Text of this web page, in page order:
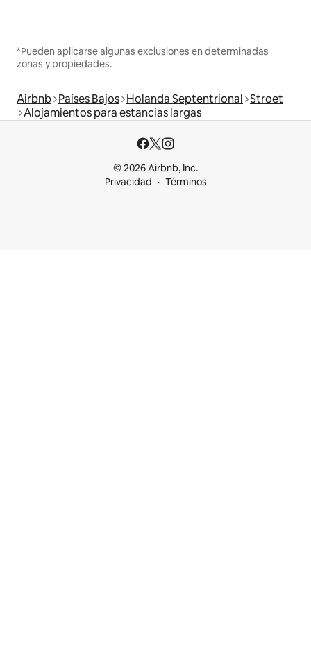
*Pueden aplicarse algunas exclusiones en determinadas
zonas y propiedades.
Airbnb Países Bajos Holanda Septentrional Stroet
Alojamientos para estancias largas
© 2026 Airbnb, Inc.
Privacidad
Términos